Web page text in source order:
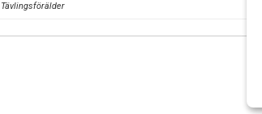
Tävlingsförälder